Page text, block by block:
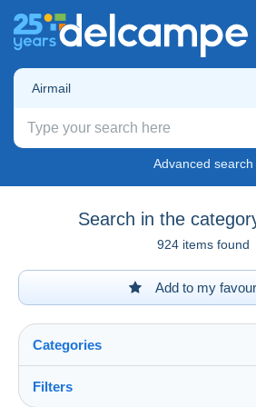
Airmail
Advanced search
Search in the
924 items found
Add to my
Categories
Filters